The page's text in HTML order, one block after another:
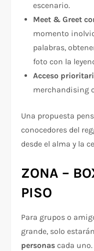
escenario.
Meet & Greet
momento
palabras,
foto con la
Acceso
merchandising
Una propuesta
conocedores del
desde el alma y la
ZONA –
PISO
Para grupos o
grande, solo
personas cada